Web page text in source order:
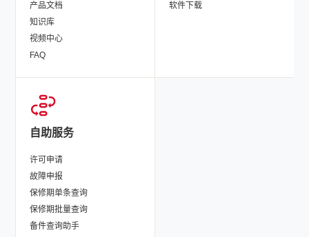
产品文档
知识库
视频中心
FAQ
软件下载
自助服务
许可申请
故障申报
保修期单条查询
保修期批量查询
备件查询助手